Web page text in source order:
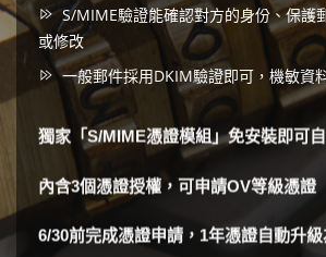
S/MIME驗證能確認對方的身份、保護
或修改
一般郵件採用DKIM驗證即可，機敏資
獨家「S/MIME憑證模組」免安裝即可
內含3個憑證授權，可申請OV等級憑證
6/30前完成憑證申請，1年憑證自動升